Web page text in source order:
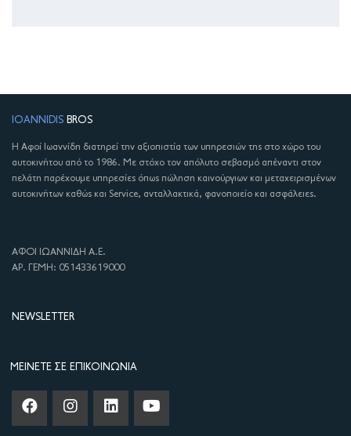
IOANNIDIS BROS
Η Αφοί Ιωαννίδη διατηρεί την αξιοπιστία των υπηρεσιών της στο χώρο του
αυτοκινήτου από το 1986. Με στόχο τον απόλυτο σεβασμό απέναντι στον
πελάτη παρέχουμε υπηρεσίες όπως πώληση καινούργιων και μεταχειρισμένων
αυτοκινήτων καθώς και Service, ανταλλακτικά, φανοποιείο και ασφάλειες.
ΑΦΟΙ ΙΩΑΝΝΙΔΗ Α.Ε.
ΑΡ. ΓΕΜΗ: 051433619000
NEWSLETTER
ΜΕΊΝΕΤΕ ΣΕ ΕΠΙΚΟΙΝΩΝΊΑ